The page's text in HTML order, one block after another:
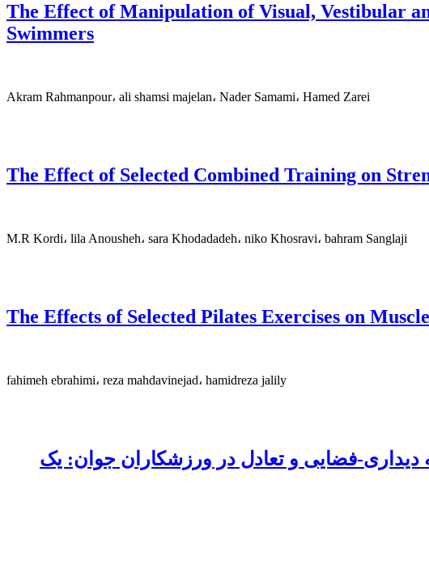
The Effect of Manipulation of Visual, Vestibular
Swimmers
Akram Rahmanpour، ali shamsi majelan، Nader Samami، Hamed Zarei
The Effect of Selected Combined Training on
M.R Kordi، lila Anousheh، sara Khodadadeh، niko Khosravi، bahram Sanglaji
The Effects of Selected Pilates Exercises on
fahimeh ebrahimi، reza mahdavinejad، hamidreza jalily
فضایی و تعادل در ورزشکاران جوان: یک